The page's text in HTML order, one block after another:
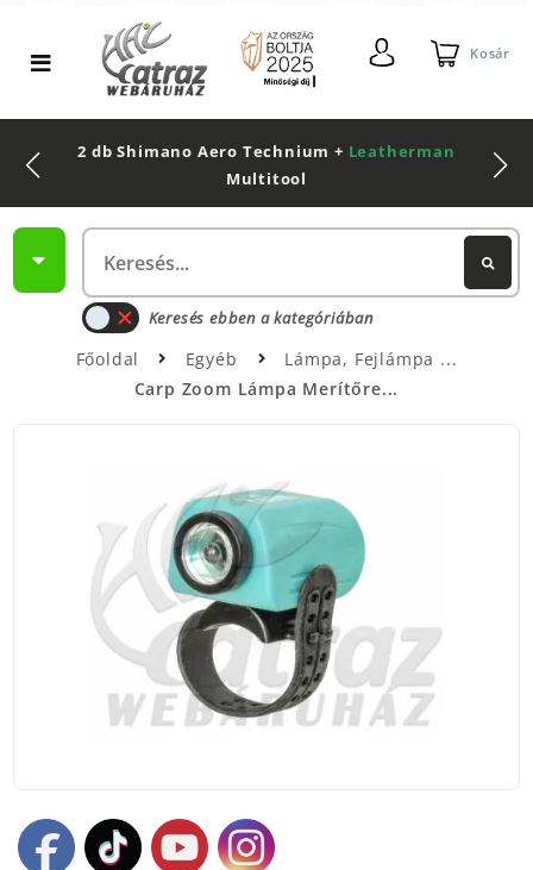
Kosár
2 db Shimano Aero Technium + Leatherman
Multitool
Keresés ebben a kategóriában
Főoldal Egyéb
Lámpa, Fejlámpa
Carp Zoom Lámpa Merítőre...